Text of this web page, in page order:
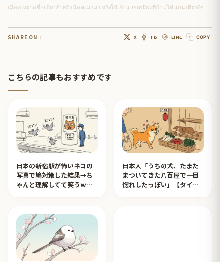
เมื่อคุณทาสซื้อเตียงสำหรับน้องแมวมา หวังให้เจ้านายเหมียวที่บ้านได้นอนเตียงดีๆ นุ่มๆ
SHARE ON : X FB LINE COPY
こちらの記事もおすすめです
日本の新宿駅が怖いネコの
写真で鳩対策した結果→ち
ゃんと理解してて笑うｗｗ
日本人「うちの犬、たまた
まついてきた八百屋で一目
惚れしたっぽい」【タイ人